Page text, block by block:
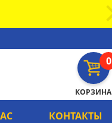
0
КОРЗИНА
КОНТАКТЫ